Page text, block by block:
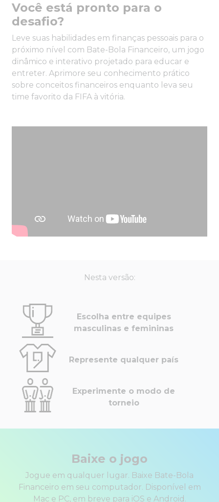
Você está pronto para o
desafio?
Leve suas habilidades em finanças pessoais para o
próximo nível com Bate-Bola Financeiro, um jogo
dinâmico e interativo projetado para educar e
entreter. Aprimore seu conhecimento prático
sobre conceitos financeiros enquanto leva seu
time favorito da FIFA à vitória.
Nesta versão:
Escolha entre equipes
masculinas e femininas
Represente qualquer país
Experimente o modo de
torneio
Baixe o jogo
Jogue em qualquer lugar. Baixe Bate-Bola
Financeiro em seu computador. Disponível em
Mac e PC, em breve para iOS e Android.